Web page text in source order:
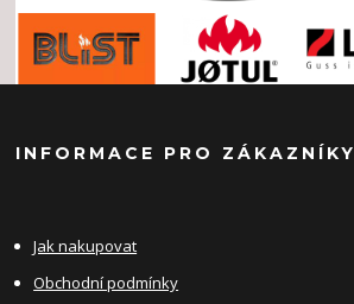
INFORMACE PRO ZÁKAZNÍKY
Jak nakupovat
Obchodní podmínky